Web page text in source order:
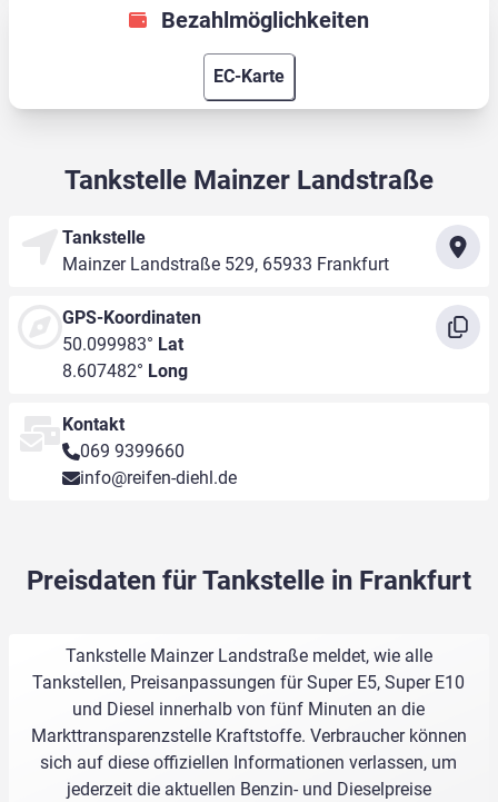
Bezahlmöglichkeiten
EC-Karte
Tankstelle Mainzer Landstraße
Tankstelle
Mainzer Landstraße 529, 65933 Frankfurt
GPS-Koordinaten
50.099983° Lat
8.607482° Long
Kontakt
069 9399660
info@reifen-diehl.de
Preisdaten für Tankstelle in Frankfurt
Tankstelle Mainzer Landstraße meldet, wie alle
Tankstellen, Preisanpassungen für Super E5, Super E10
und Diesel innerhalb von fünf Minuten an die
Markttransparenzstelle Kraftstoffe. Verbraucher können
sich auf diese offiziellen Informationen verlassen, um
jederzeit die aktuellen Benzin- und Dieselpreise